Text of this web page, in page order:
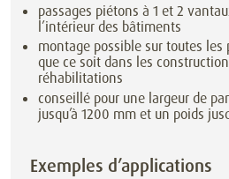
passages piétons à 1 et 2
l’intérieur des bâtiments
montage possible sur toutes les
que ce soit dans les
réhabilitations
conseillé pour une largeur de
jusqu’à 1200 mm et un poids
Exemples d’applications